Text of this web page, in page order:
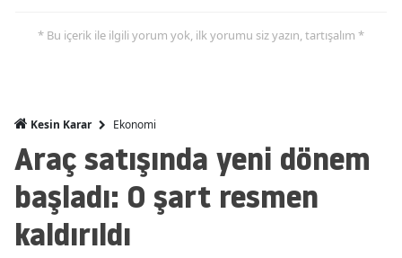
Malatya
Manisa
* Bu içerik ile ilgili yorum yok, ilk yorumu siz yazın, tartışalım *
Kesin Karar Ekonomi
Araç satışında yeni dönem
başladı: O şart resmen
kaldırıldı